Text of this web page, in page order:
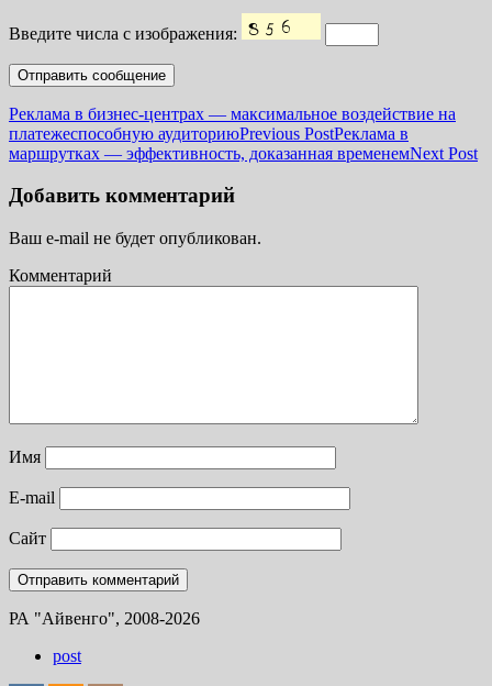
Введите числа с изображения:
Реклама в бизнес-центрах — максимальное воздействие на
платежеспособную аудиториюPrevious PostРеклама в
маршрутках — эффективность, доказанная временемNext Post
Добавить комментарий
Ваш e-mail не будет опубликован.
Комментарий
Имя
E-mail
Сайт
РА "Айвенго", 2008-2026
post